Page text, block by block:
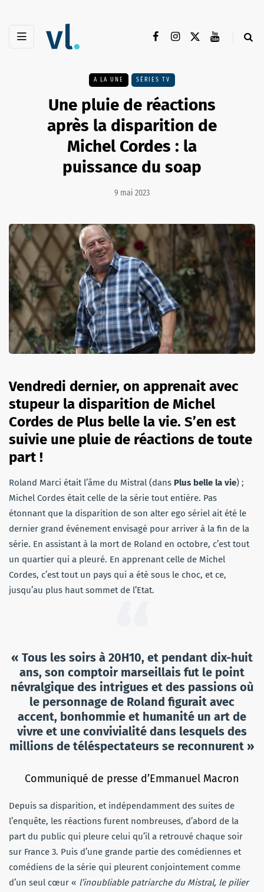
A LA UNE SÉRIES TV
Une pluie de réactions
après la disparition de
Michel Cordes : la
puissance du soap
9 mai 2023
Vendredi dernier, on apprenait avec
stupeur la disparition de Michel
Cordes de Plus belle la vie. S’en est
suivie une pluie de réactions de toute
part !
Roland Marci était l’âme du Mistral (dans Plus belle la vie) ;
Michel Cordes était celle de la série tout entière. Pas
étonnant que la disparition de son alter ego sériel ait été le
dernier grand événement envisagé pour arriver à la fin de la
série. En assistant à la mort de Roland en octobre, c’est tout
un quartier qui a pleuré. En apprenant celle de Michel
Cordes, c’est tout un pays qui a été sous le choc, et ce,
jusqu’au plus haut sommet de l’Etat.
« Tous les soirs à 20H10, et pendant dix-huit
ans, son comptoir marseillais fut le point
névralgique des intrigues et des passions où
le personnage de Roland figurait avec
accent, bonhommie et humanité un art de
vivre et une convivialité dans lesquels des
millions de téléspectateurs se reconnurent »
Communiqué de presse d’Emmanuel Macron
Depuis sa disparition, et indépendamment des suites de
l’enquête, les réactions furent nombreuses, d’abord de la
part du public qui pleure celui qu’il a retrouvé chaque soir
sur France 3. Puis d’une grande partie des comédiennes et
comédiens de la série qui pleurent conjointement comme
d’un seul cœur « l’inoubliable patriarche du Mistral, le pilier